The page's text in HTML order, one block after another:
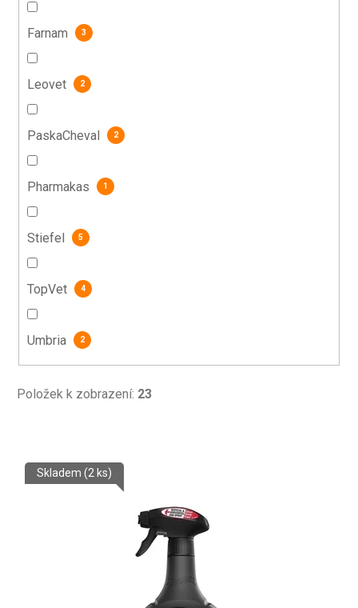
Farnam 3
Leovet 2
PaskaCheval 2
Pharmakas 1
Stiefel 5
TopVet 4
Umbria 2
Položek k zobrazení: 23
Skladem (2 ks)